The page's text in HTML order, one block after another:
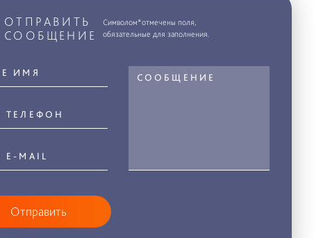
ОТПРАВИТЬ
СООБЩЕНИЕ
Символом*отмечены поля,
обязательные для заполнения.
Отправить